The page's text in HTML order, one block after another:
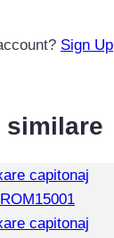
Sign Up
similare